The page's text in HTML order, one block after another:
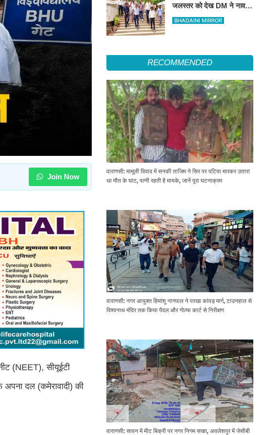
Join Now
(NEET), सीयूईटी
दल (कमेरावादी) की
जलस्तर को देख DM ने नाव से
किया निरीक्षण, तटवर्ती इलाकों के
BHADAINI MIRROR
RECOMMENDED
वाराणसी: मामूली विवाद में सनकी ताजिम ने सिर पर पटिया मारकर उतारा
था मौत के घाट, पत्नी रहती है मायके, जानें पूरा घटनाक्रम
वाराणसी: नगर आयुक्त हिमांशु नागपाल ने परखा कांवड़ मार्ग, टाउनहाल से
विश्वनाथ मंदिर तक किया पैदल और गोल्फ कार्ट से निरीक्षण
वाराणसी: सावन में मीट बिक्री पर नगर निगम सख्त, अवलेशपुर में जेसीबी